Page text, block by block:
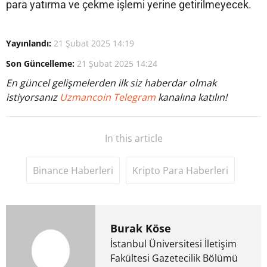
para yatırma ve çekme işlemi yerine getirilmeyecek.
Yayınlandı: 21 Şubat 2025 14:19
Son Güncelleme: 21 Şubat 2025 14:24
En güncel gelişmelerden ilk siz haberdar olmak
istiyorsanız Uzmancoin Telegram kanalına katılın!
In this article
Binance Haberleri Kripto Para Haberleri
Burak Köse
İstanbul Üniversitesi İletişim
Fakültesi Gazetecilik Bölümü